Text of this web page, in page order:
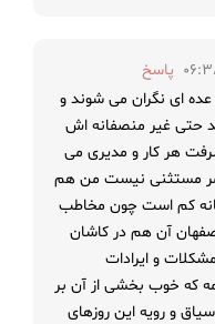
پاسخ
ای نگران می شوند و
حتی غیر منصفانه اش
هر کار و مدیری می
مستثنی نیست من هم
کم است چون مخاطب
آن هم در کاشان
و ایرادات
که خوب بخشی از آن بر
و رویه این روزهای